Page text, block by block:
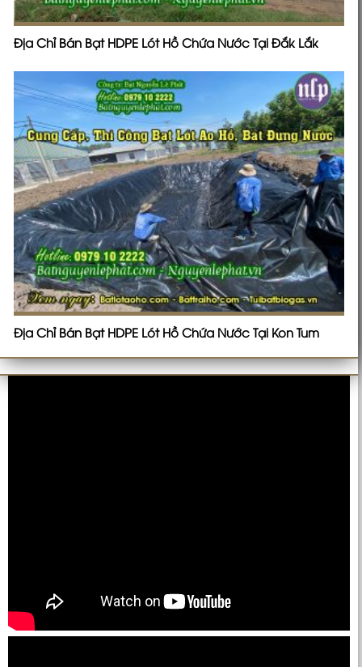
Địa Chỉ Bán Bạt HDPE Lót Hồ Chứa Nước Tại Đắk Lắk
Địa Chỉ Bán Bạt HDPE Lót Hồ Chứa Nước Tại Kon Tum